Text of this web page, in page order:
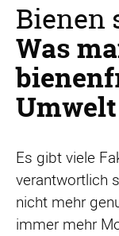
Bienen
Was
Es gibt viele
verantwortlich
nicht mehr
immer mehr